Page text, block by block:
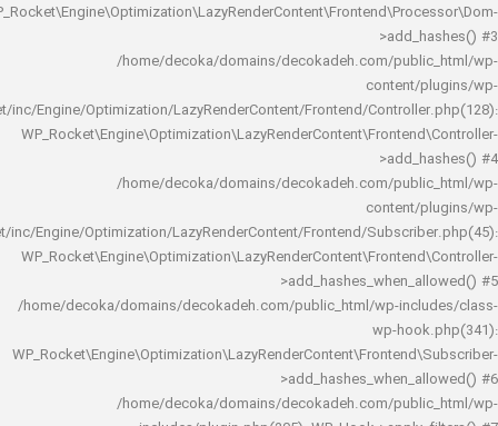
/home/decoka/domains/decokadeh.com/
rocket/inc/Engine/Optimization/LazyRenderContent/Frontend/
/home/decoka/domains/decokadeh.com/
rocket/inc/Engine/Optimization/LazyRenderContent/Frontend/
/home/decoka/domains/decokadeh.com/public_html/wp-
wp-
/home/decoka/domains/decokadeh.com/